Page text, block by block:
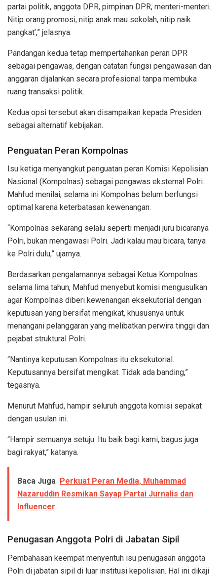
partai politik, anggota DPR, pimpinan DPR, menteri-menteri.
Nitip orang promosi, nitip anak mau sekolah, nitip naik
pangkat’,” jelasnya.
Pandangan kedua tetap mempertahankan peran DPR
sebagai pengawas, dengan catatan fungsi pengawasan dan
anggaran dijalankan secara profesional tanpa membuka
ruang transaksi politik.
Kedua opsi tersebut akan disampaikan kepada Presiden
sebagai alternatif kebijakan.
Penguatan Peran Kompolnas
Isu ketiga menyangkut penguatan peran Komisi Kepolisian
Nasional (Kompolnas) sebagai pengawas eksternal Polri.
Mahfud menilai, selama ini Kompolnas belum berfungsi
optimal karena keterbatasan kewenangan.
“Kompolnas sekarang selalu seperti menjadi juru bicaranya
Polri, bukan mengawasi Polri. Jadi kalau mau bicara, tanya
ke Polri dulu,” ujarnya.
Berdasarkan pengalamannya sebagai Ketua Kompolnas
selama lima tahun, Mahfud menyebut komisi mengusulkan
agar Kompolnas diberi kewenangan eksekutorial dengan
keputusan yang bersifat mengikat, khususnya untuk
menangani pelanggaran yang melibatkan perwira tinggi dan
pejabat struktural Polri.
“Nantinya keputusan Kompolnas itu eksekutorial.
Keputusannya bersifat mengikat. Tidak ada banding,”
tegasnya.
Menurut Mahfud, hampir seluruh anggota komisi sepakat
dengan usulan ini.
“Hampir semuanya setuju. Itu baik bagi kami, bagus juga
bagi rakyat,” katanya.
Baca Juga Perkuat Peran Media, Muhammad
Nazaruddin Resmikan Sayap Partai Jurnalis dan
Influencer
Penugasan Anggota Polri di Jabatan Sipil
Pembahasan keempat menyentuh isu penugasan anggota
Polri di jabatan sipil di luar institusi kepolisian. Hal ini dikaji